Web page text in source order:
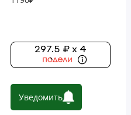
297.5 ₽ x 4
Уведомить